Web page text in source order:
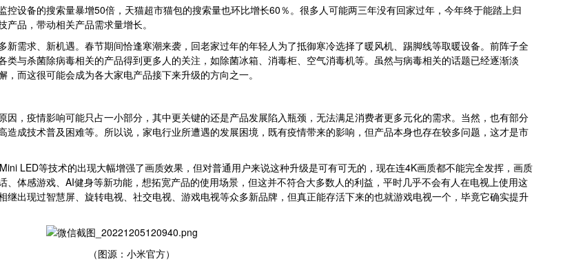
设备的搜索量暴增50倍，天猫超市猫包的搜索量也环比增长60％。很多人可能两三年没有回家过年，今年终于能踏上归
品，带动相关产品需求量增长。
需求、新机遇。春节期间恰逢寒潮来袭，回老家过年的年轻人为了抵御寒冷选择了暖风机、踢脚线等取暖设备。前阵子全
与杀菌除病毒相关的产品得到更多人的关注，如除菌冰箱、消毒柜、空气消毒机等。虽然与病毒相关的话题已经逐渐淡
而这很可能会成为各大家电产品接下来升级的方向之一。
，疫情影响可能只占一小部分，其中更关键的还是产品发展陷入瓶颈，无法满足消费者更多元化的需求。当然，也有部分
成技术普及困难等。所以说，家电行业所遭遇的发展困境，既有疫情带来的影响，但产品本身也存在较多问题，这才是市
LED等技术的出现大幅增强了画质效果，但对普通用户来说这种升级是可有可无的，现在连4K画质都不能完全发挥，画质
体感游戏、AI健身等新功能，想拓宽产品的使用场景，但这并不符合大多数人的利益，平时几乎不会有人在电视上使用这
出现过智慧屏、旋转电视、社交电视、游戏电视等众多新品牌，但真正能存活下来的也就游戏电视一个，毕竟它确实提升
（图源：小米官方）